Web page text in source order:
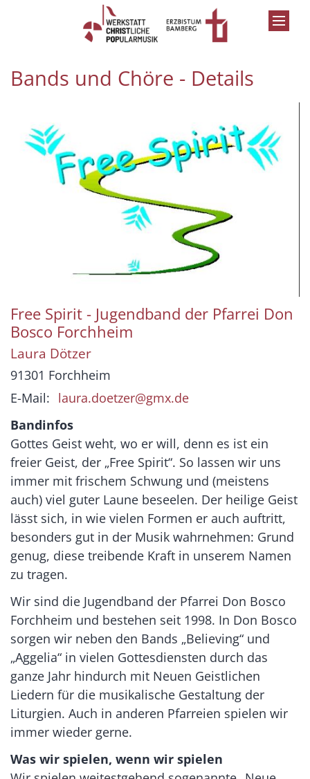
Zum Inhalt springen
Bands und Chöre - Details
Free Spirit - Jugendband der Pfarrei Don
Bosco Forchheim
Laura Dötzer
91301 Forchheim
E-Mail: laura.doetzer@gmx.de
Bandinfos
Gottes Geist weht, wo er will, denn es ist ein
freier Geist, der „Free Spirit“. So lassen wir uns
immer mit frischem Schwung und (meistens
auch) viel guter Laune beseelen. Der heilige Geist
lässt sich, in wie vielen Formen er auch auftritt,
besonders gut in der Musik wahrnehmen: Grund
genug, diese treibende Kraft in unserem Namen
zu tragen.
Wir sind die Jugendband der Pfarrei Don Bosco
Forchheim und bestehen seit 1998. In Don Bosco
sorgen wir neben den Bands „Believing“ und
„Aggelia“ in vielen Gottesdiensten durch das
ganze Jahr hindurch mit Neuen Geistlichen
Liedern für die musikalische Gestaltung der
Liturgien. Auch in anderen Pfarreien spielen wir
immer wieder gerne.
Was wir spielen, wenn wir spielen